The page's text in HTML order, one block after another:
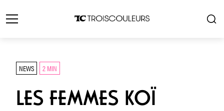
NEWS 2 MIN
LES FEMMES KOÏ